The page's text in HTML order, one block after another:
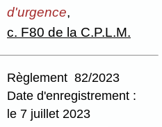
d'urgence,
c. F80 de la C.P.L.M.
Règlement 82/2023
Date d'enregistrement :
le 7 juillet 2023